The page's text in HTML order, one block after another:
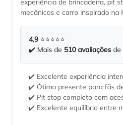
mecânicos e carro inspirado na
4,9⭐⭐⭐⭐⭐
✔️ Mais de 510 avaliações de
✔️ Excelente experiência
✔️ Ótimo presente para fãs
✔️ Pit stop completo com
✔️ Excelente equilíbrio entre